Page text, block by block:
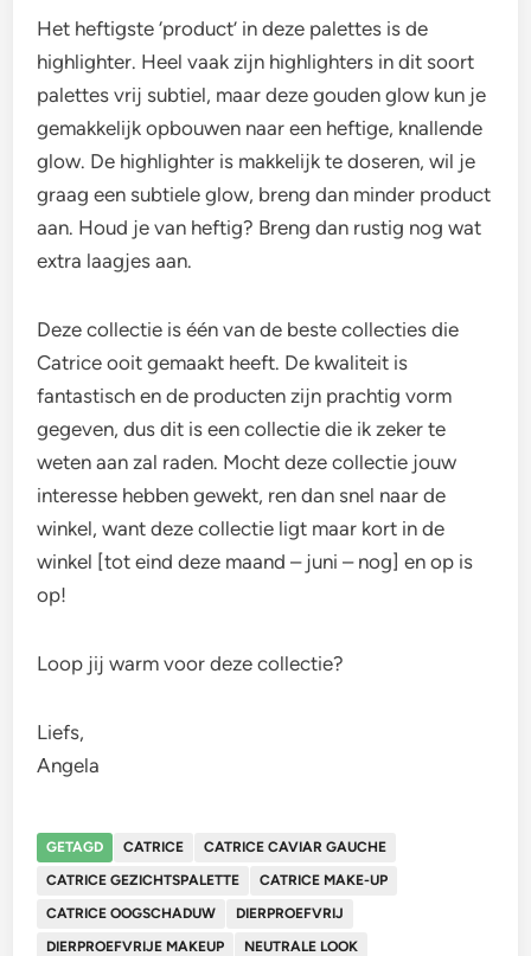
Het heftigste ‘product’ in deze palettes is de
highlighter. Heel vaak zijn highlighters in dit soort
palettes vrij subtiel, maar deze gouden glow kun je
gemakkelijk opbouwen naar een heftige, knallende
glow. De highlighter is makkelijk te doseren, wil je
graag een subtiele glow, breng dan minder product
aan. Houd je van heftig? Breng dan rustig nog wat
extra laagjes aan.
Deze collectie is één van de beste collecties die
Catrice ooit gemaakt heeft. De kwaliteit is
fantastisch en de producten zijn prachtig vorm
gegeven, dus dit is een collectie die ik zeker te
weten aan zal raden. Mocht deze collectie jouw
interesse hebben gewekt, ren dan snel naar de
winkel, want deze collectie ligt maar kort in de
winkel [tot eind deze maand – juni – nog] en op is
op!
Loop jij warm voor deze collectie?
Liefs,
Angela
GETAGD CATRICE
CATRICE CAVIAR GAUCHE
CATRICE GEZICHTSPALETTE
CATRICE MAKE-UP
CATRICE OOGSCHADUW
DIERPROEFVRIJ
DIERPROEFVRIJE MAKEUP
NEUTRALE LOOK